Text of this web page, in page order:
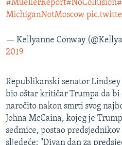
#MuellerReport#NoCollusion
MichiganNotMoscow
— Kellyanne Conway
2019
Republikanski senator
bio oštar kritičar Trumpa da bi
naročito nakon smrti svog
Johna McCaina, kojeg je
sedmice, postao
sljedeće: "Divan dan za